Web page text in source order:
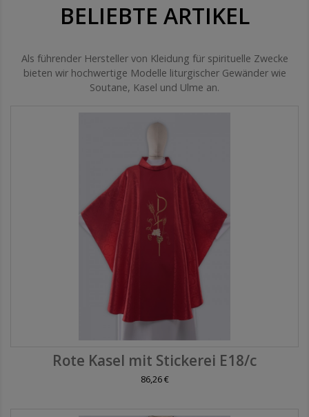
BELIEBTE ARTIKEL
Als führender Hersteller von Kleidung für spirituelle Zwecke
bieten wir hochwertige Modelle liturgischer Gewänder wie
Soutane, Kasel und Ulme an.
Rote Kasel mit Stickerei E18/c
86,26 €